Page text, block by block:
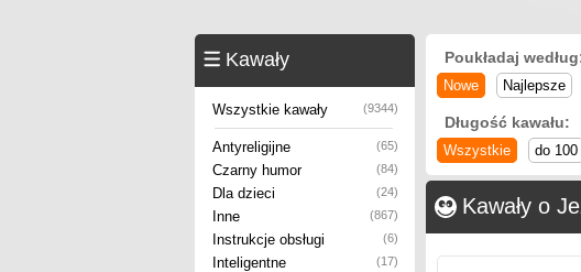
Kawały
Wszystkie kawały (9344)
Antyreligijne (65)
Czarny humor (84)
Dla dzieci (24)
Inne (867)
Instrukcje obsługi (6)
Inteligentne (17)
Poukładaj
Nowe Najlepsze
Długość kawału:
Wszystkie do 100
Kawały o